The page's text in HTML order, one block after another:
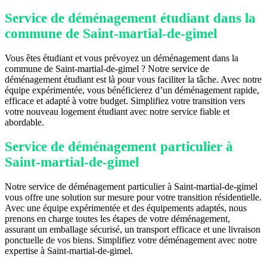
Service de déménagement étudiant dans la
commune de Saint-martial-de-gimel
Vous êtes étudiant et vous prévoyez un déménagement dans la
commune de Saint-martial-de-gimel ? Notre service de
déménagement étudiant est là pour vous faciliter la tâche. Avec notre
équipe expérimentée, vous bénéficierez d’un déménagement rapide,
efficace et adapté à votre budget. Simplifiez votre transition vers
votre nouveau logement étudiant avec notre service fiable et
abordable.
Service de déménagement particulier à
Saint-martial-de-gimel
Notre service de déménagement particulier à Saint-martial-de-gimel
vous offre une solution sur mesure pour votre transition résidentielle.
Avec une équipe expérimentée et des équipements adaptés, nous
prenons en charge toutes les étapes de votre déménagement,
assurant un emballage sécurisé, un transport efficace et une livraison
ponctuelle de vos biens. Simplifiez votre déménagement avec notre
expertise à Saint-martial-de-gimel.